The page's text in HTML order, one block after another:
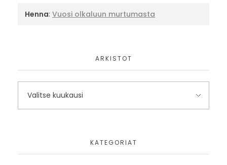
Henna: Vuosi olkaluun murtumasta
ARKISTOT
KATEGORIAT